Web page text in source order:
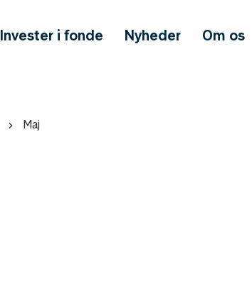
Invester i fonde Nyheder Om os
Maj